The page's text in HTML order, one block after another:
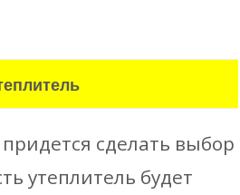
сделать выбор
утеплитель будет